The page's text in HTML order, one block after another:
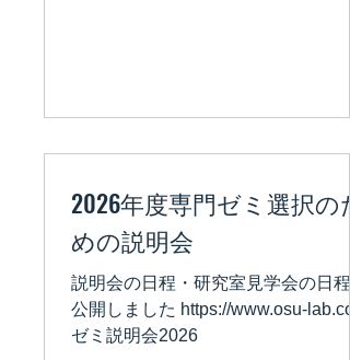
2026年度専門ゼミ選択のた
めの説明会
説明会の日程・研究室見学会の日程
公開しました https://www.osu-
ゼミ説明会2026